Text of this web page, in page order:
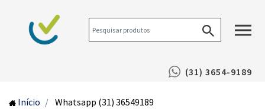
(31) 3654-9189
Início Whatsapp (31) 36549189